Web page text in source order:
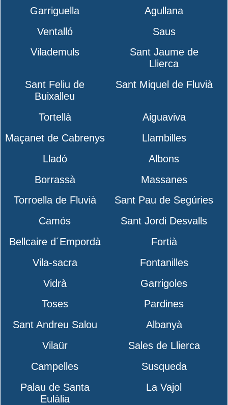
Garriguella
Agullana
Ventalló
Saus
Vilademuls
Sant Jaume de
Llierca
Sant Feliu de
Buixalleu
Sant Miquel de Fluvià
Tortellà
Aiguaviva
Maçanet de Cabrenys
Llambilles
Lladó
Albons
Borrassà
Massanes
Torroella de Fluvià
Sant Pau de Segúries
Camós
Sant Jordi Desvalls
Bellcaire d´Empordà
Fortià
Vila-sacra
Fontanilles
Vidrà
Garrigoles
Toses
Pardines
Sant Andreu Salou
Albanyà
Vilaür
Sales de Llierca
Campelles
Susqueda
Palau de Santa
Eulàlia
La Vajol